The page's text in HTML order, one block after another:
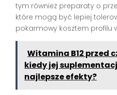
tym również preparaty o
które mogą być lepiej
pokarmowy kosztem profilu
Witamina B12 przed
kiedy jej
najlepsze efekty?